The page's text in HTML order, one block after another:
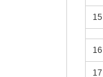
15
16
17